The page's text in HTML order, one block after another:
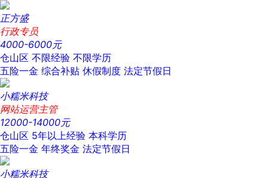
正方盛
行政专员
4000-6000元
仓山区 不限经验 不限学历
五险一金 综合补贴 休假制度 法定节假日
小糯米科技
网站运营主管
12000-14000元
仓山区 5年以上经验 本科学历
五险一金 年终奖金 法定节假日
小糯米科技